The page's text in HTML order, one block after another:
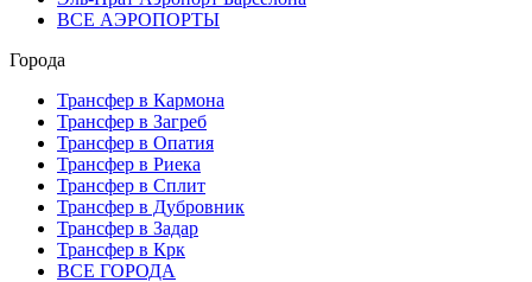
ВСЕ АЭРОПОРТЫ
Города
Трансфер в Кармона
Трансфер в Загреб
Трансфер в Опатия
Трансфер в Риека
Трансфер в Сплит
Трансфер в Дубровник
Трансфер в Задар
Трансфер в Крк
ВСЕ ГОРОДА